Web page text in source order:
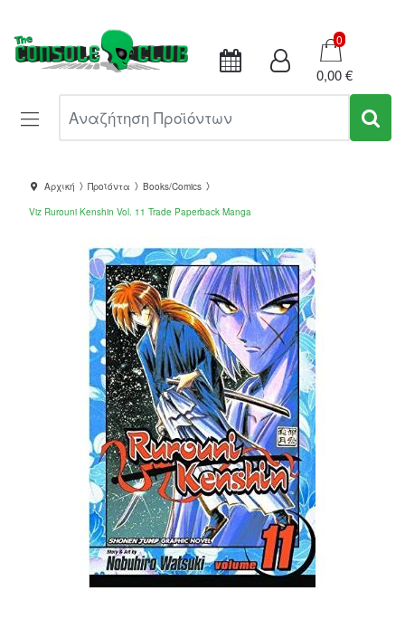
Καλάθι
0
0,00 €
Αρχική Προϊόντα
Books/Comics
Viz Rurouni Kenshin Vol. 11 Trade Paperback Manga